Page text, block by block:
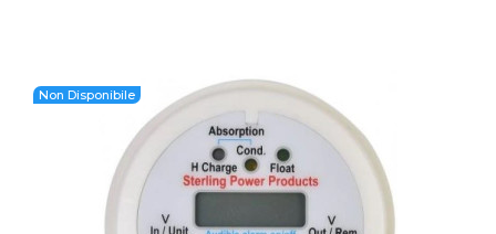
Non Disponibile